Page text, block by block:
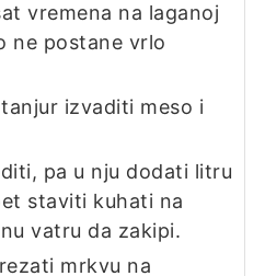
vremena na laganoj
ne postane vrlo
izvaditi meso i
pa u nju dodati litru
staviti kuhati na
vatru da zakipi.
mrkvu na